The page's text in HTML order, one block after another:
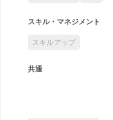
スキル・マネジメント
スキルアップ
共通